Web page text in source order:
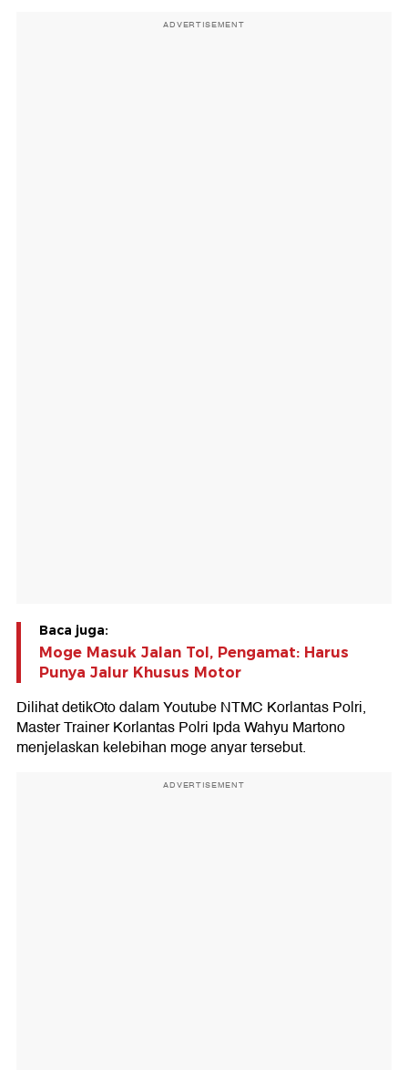
ADVERTISEMENT
Baca juga:
Moge Masuk Jalan Tol, Pengamat: Harus
Punya Jalur Khusus Motor
Dilihat detikOto dalam Youtube NTMC Korlantas Polri,
Master Trainer Korlantas Polri Ipda Wahyu Martono
menjelaskan kelebihan moge anyar tersebut.
ADVERTISEMENT